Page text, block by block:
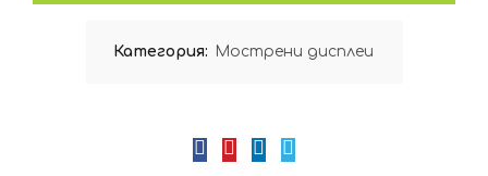
Категория: Мострени дисплеи